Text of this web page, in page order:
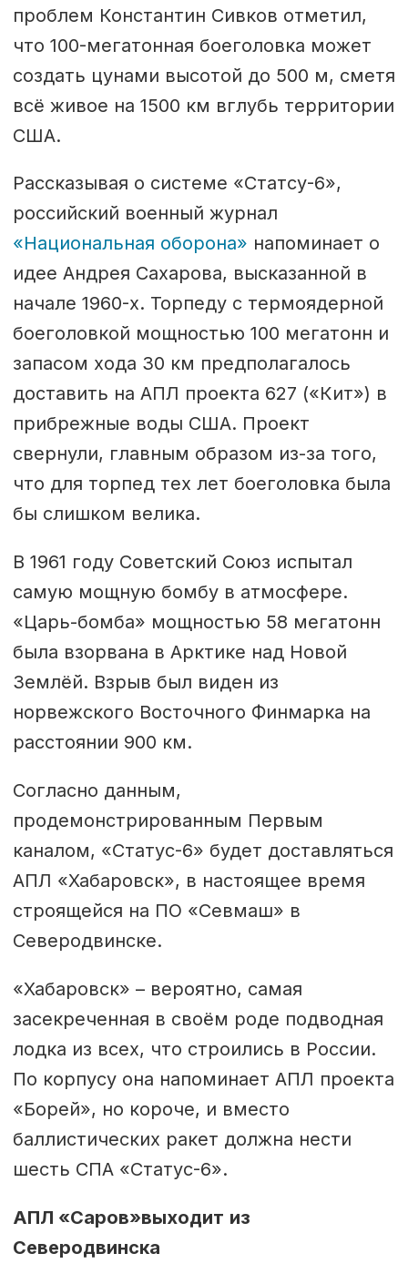
проблем Константин Сивков отметил,
что 100-мегатонная боеголовка может
создать цунами высотой до 500 м, сметя
всё живое на 1500 км вглубь территории
США.
Рассказывая о системе «Статсу-6»,
российский военный журнал
«Национальная оборона» напоминает о
идее Андрея Сахарова, высказанной в
начале 1960-х. Торпеду с термоядерной
боеголовкой мощностью 100 мегатонн и
запасом хода 30 км предполагалось
доставить на АПЛ проекта 627 («Кит») в
прибрежные воды США. Проект
свернули, главным образом из-за того,
что для торпед тех лет боеголовка была
бы слишком велика.
В 1961 году Советский Союз испытал
самую мощную бомбу в атмосфере.
«Царь-бомба» мощностью 58 мегатонн
была взорвана в Арктике над Новой
Землёй. Взрыв был виден из
норвежского Восточного Финмарка на
расстоянии 900 км.
Согласно данным,
продемонстрированным Первым
каналом, «Статус-6» будет доставляться
АПЛ «Хабаровск», в настоящее время
строящейся на ПО «Севмаш» в
Северодвинске.
«Хабаровск» – вероятно, самая
засекреченная в своём роде подводная
лодка из всех, что строились в России.
По корпусу она напоминает АПЛ проекта
«Борей», но короче, и вместо
баллистических ракет должна нести
шесть СПА «Статус-6».
АПЛ «Саров»выходит из
Северодвинска